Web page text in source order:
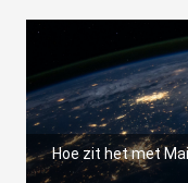
Hoe zit het met